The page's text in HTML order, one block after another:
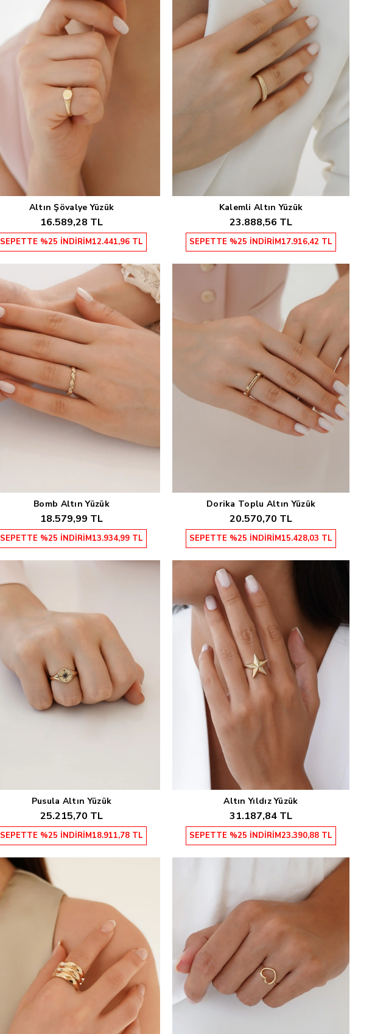
Sepete Ekle
Altın Şövalye Yüzük
16.589,28 TL
SEPETTE %25 İNDİRİM12.441,96 TL
Sepete Ekle
Kalemli Altın Yüzük
23.888,56 TL
SEPETTE %25 İNDİRİM17.916,42 TL
Sepete Ekle
Bomb Altın Yüzük
18.579,99 TL
SEPETTE %25 İNDİRİM13.934,99 TL
Sepete Ekle
Dorika Toplu Altın Yüzük
20.570,70 TL
SEPETTE %25 İNDİRİM15.428,03 TL
Sepete Ekle
Pusula Altın Yüzük
25.215,70 TL
SEPETTE %25 İNDİRİM18.911,78 TL
Sepete Ekle
Altın Yıldız Yüzük
31.187,84 TL
SEPETTE %25 İNDİRİM23.390,88 TL